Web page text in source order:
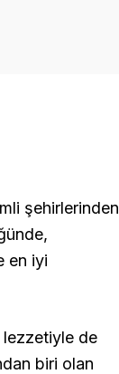
şehirlerinden
en iyi
lezzetiyle de
biri olan